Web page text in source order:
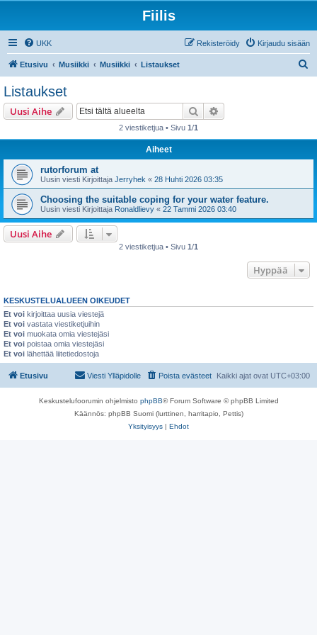
Fiilis
UKK Kirjaudu sisään
Rekisteröidy
Etusivu Musiikki Musiikki Listaukset
Listaukset
Uusi Aihe Etsi
2 viestiketjua • Sivu 1/1
Aiheet
rutorforum at
Uusin viesti Kirjoittaja Jerryhek « 28 Huhti 2026 03:35
Choosing the suitable coping for your water feature.
Uusin viesti Kirjoittaja Ronaldlievy « 22 Tammi 2026 03:40
Uusi Aihe
2 viestiketjua • Sivu 1/1
Hyppää
KESKUSTELUALUEEN OIKEUDET
Et voi kirjoittaa uusia viestejä
Et voi vastata viestiketjuihin
Et voi muokata omia viestejäsi
Et voi poistaa omia viestejäsi
Et voi lähettää liitetiedostoja
Etusivu Kaikki ajat ovat UTC+03:00
Poista evästeet
Viesti Ylläpidolle
Keskustelufoorumin ohjelmisto phpBB® Forum Software © phpBB Limited
Käännös: phpBB Suomi (lurttinen, harritapio, Pettis)
Yksityisyys | Ehdot